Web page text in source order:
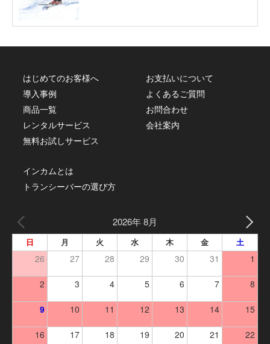
はじめてのお客様へ
導入事例
商品一覧
レンタルサービス
無料お試しサービス
お支払いについて
よくあるご質問
お問合わせ
会社案内
インカムとは
トランシーバーの選び方
2026年 8月
日 月 火 水 木 金 土
26 27 28 29 30 31 1
2 3 4 5 6 7 8
9 10 11 12 13 14 15
16 17 18 19 20 21 22